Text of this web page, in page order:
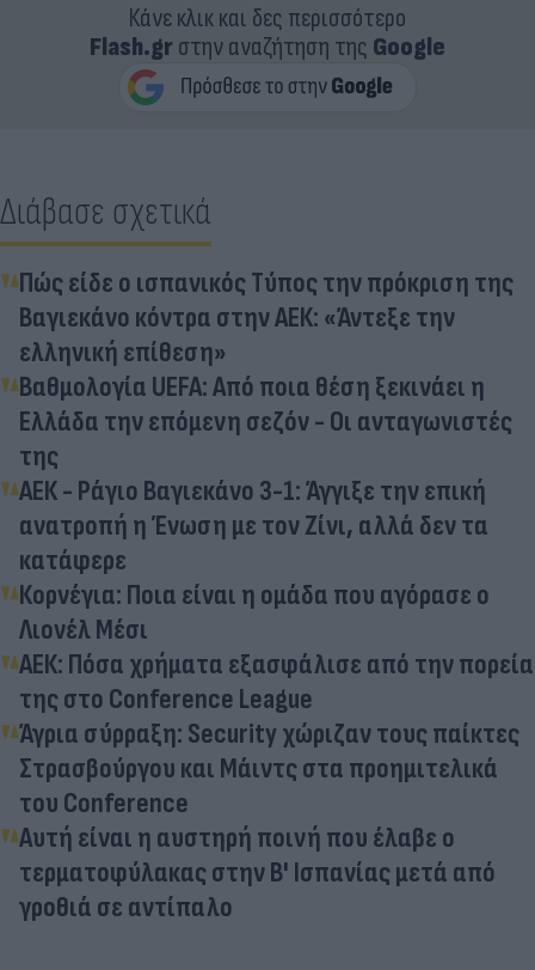
Κάνε κλικ και δες περισσότερο
Flash.grστην αναζήτηση της Google
Διάβασε σχετικά
Πώς είδε ο ισπανικός Τύπος την πρόκριση της
Βαγιεκάνο κόντρα στην ΑΕΚ: «Άντεξε την
ελληνική επίθεση»
Βαθμολογία UEFA: Από ποια θέση ξεκινάει η
Ελλάδα την επόμενη σεζόν - Οι ανταγωνιστές
της
ΑΕΚ - Ράγιο Βαγιεκάνο 3-1: Άγγιξε την επική
ανατροπή η Ένωση με τον Ζίνι, αλλά δεν τα
κατάφερε
Κορνέγια: Ποια είναι η ομάδα που αγόρασε ο
Λιονέλ Μέσι
ΑΕΚ: Πόσα χρήματα εξασφάλισε από την πορεία
της στο Conference League
Άγρια σύρραξη: Security χώριζαν τους παίκτες
Στρασβούργου και Μάιντς στα προημιτελικά
του Conference
Αυτή είναι η αυστηρή ποινή που έλαβε ο
τερματοφύλακας στην Β' Ισπανίας μετά από
γροθιά σε αντίπαλο